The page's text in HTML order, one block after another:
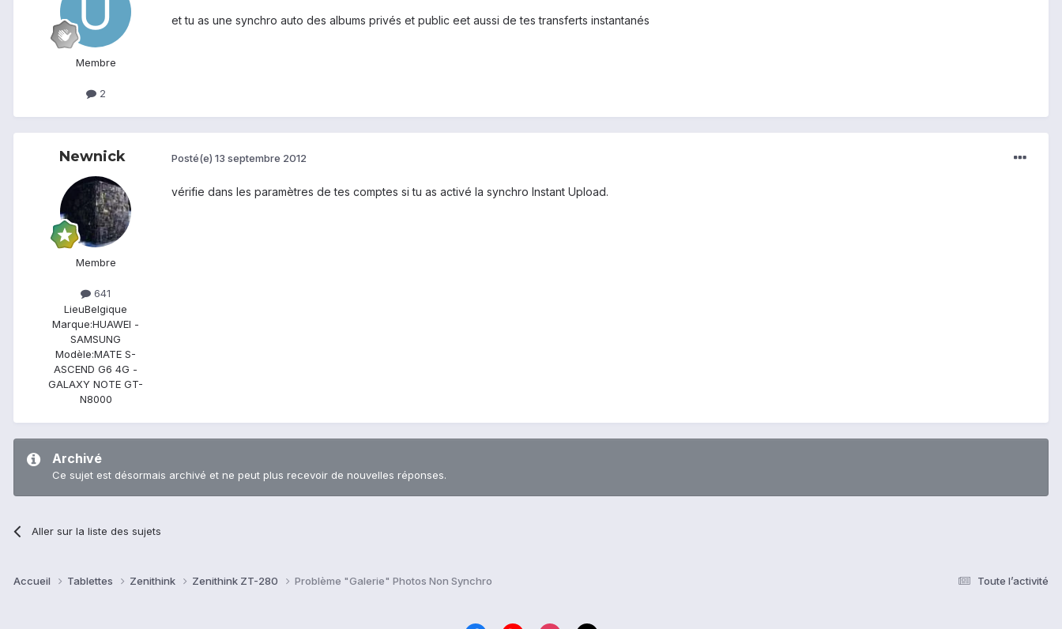
Membre
2
et tu as une synchro auto des albums privés et public eet aussi de tes transferts instantanés
Newnick
Membre
641
LieuBelgique
Marque:HUAWEI -
SAMSUNG
Modèle:MATE S-
ASCEND G6 4G -
GALAXY NOTE GT-
N8000
Posté(e) 13 septembre 2012
vérifie dans les paramètres de tes comptes si tu as activé la synchro Instant Upload.
Archivé
Ce sujet est désormais archivé et ne peut plus recevoir de nouvelles réponses.
Aller sur la liste des sujets
Toute l’activité
Accueil Tablettes Zenithink Zenithink ZT-280 Problème "Galerie" Photos Non Synchro